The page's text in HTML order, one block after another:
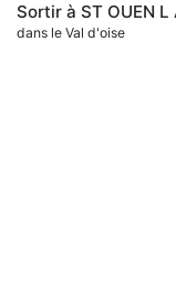
Sortir à ST OUEN L
dans le Val d'oise